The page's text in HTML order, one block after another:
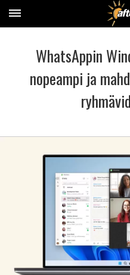
WhatsAppin
nopeampi ja